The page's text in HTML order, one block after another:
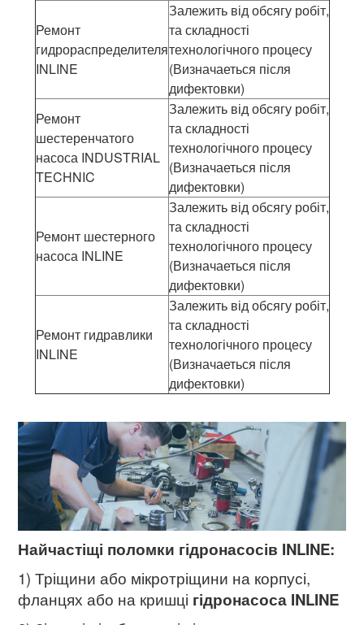
Ремонт
гидрораспределителя
INLINE
Залежить від обсягу робіт,
та складності
технологічного процесу
(Визначаеться після
дифектовки)
Ремонт
шестеренчатого
насоса INDUSTRIAL
TECHNIC
Залежить від обсягу робіт,
та складності
технологічного процесу
(Визначаеться після
дифектовки)
Ремонт шестерного
насоса INLINE
Залежить від обсягу робіт,
та складності
технологічного процесу
(Визначаеться після
дифектовки)
Ремонт гидравлики
INLINE
Залежить від обсягу робіт,
та складності
технологічного процесу
(Визначаеться після
дифектовки)
Найчастіщі поломки гідронасосів INLINE:
1) Тріщини або мікротріщини на корпусі,
фланцях або на кришці гідронасоса INLINE